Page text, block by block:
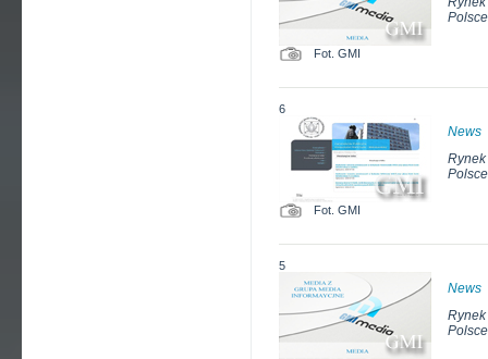
Fot. GMI
6
News
Fot. GMI
5
News